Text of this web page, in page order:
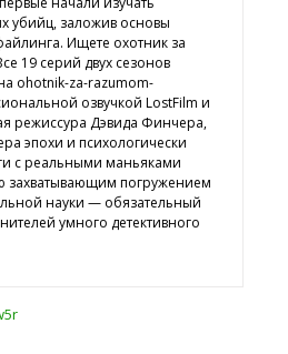
убийц, заложив основы
Ищете охотник за
19 серий двух сезонов
ohotnik-za-razumom-
озвучкой LostFilm и
режиссура Дэвида Финчера,
эпохи и психологически
с реальными маньяками
захватывающим погружением
науки — обязательный
умного детективного